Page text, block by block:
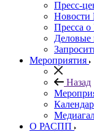
Пресс-
Пресса
Деловые
Мероприятия
Назад
О РАСПП